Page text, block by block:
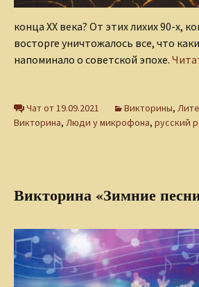
конца XX века? От этих лихих 90-х,
восторге уничтожалось все, что
напоминало о советской эпохе.
Чат от 19.09.2021 Викторины,
Викторина, Люди у микрофона, русский
Викторина «Зимние